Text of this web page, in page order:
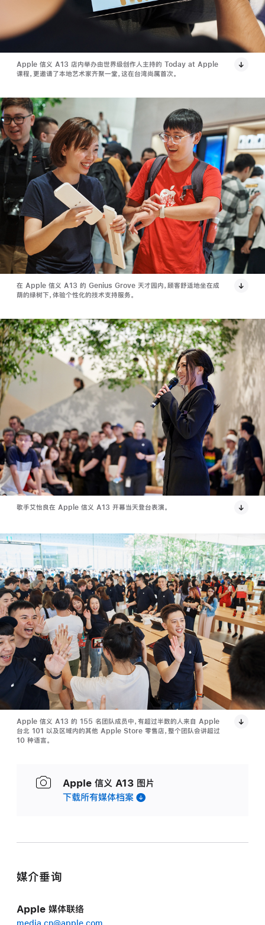
Apple 信义 A13 店内举办由世界级创作人主持的 Today at Apple
课程，更邀请了本地艺术家齐聚一堂，这在台湾尚属首次。
在 Apple 信义 A13 的 Genius Grove 天才园内，顾客舒适地坐在成
荫的绿树下，体验个性化的技术支持服务。
歌手艾怡良在 Apple 信义 A13 开幕当天登台表演。
Apple 信义 A13 的 155 名团队成员中，有超过半数的人来自 Apple
台北 101 以及区域内的其他 Apple Store 零售店，整个团队会讲超过
10 种语言。
Apple 信义 A13 图片
下载所有媒体档案
媒介垂询
Apple 媒体联络
media.cn@apple.com